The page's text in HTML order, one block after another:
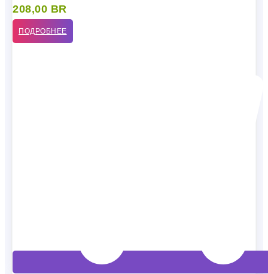
208,00 BR
ПОДРОБНЕЕ